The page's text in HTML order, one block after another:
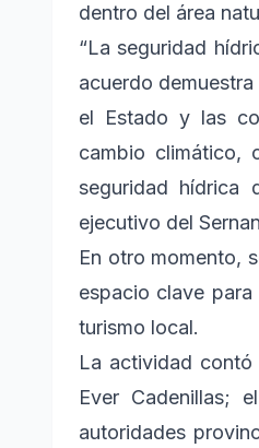
dentro del área
“La seguridad
acuerdo
el Estado y las
cambio climático,
seguridad hídrica
ejecutivo del
En otro momento,
espacio clave
turismo local.
La actividad
Ever Cadenillas;
autoridades